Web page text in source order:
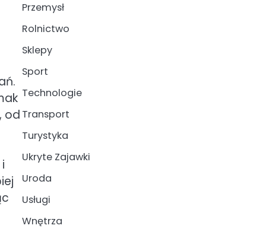
od
Przemysł
Rolnictwo
Sklepy
Sport
Technologie
Transport
Turystyka
Ukryte Zajawki
Uroda
Usługi
Wnętrza